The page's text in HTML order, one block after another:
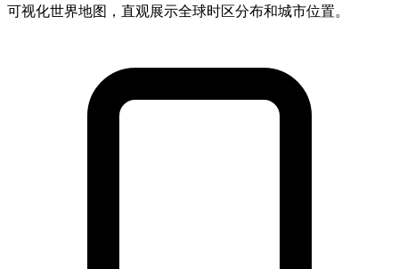
可视化世界地图，直观展示全球时区分布和城市位置。